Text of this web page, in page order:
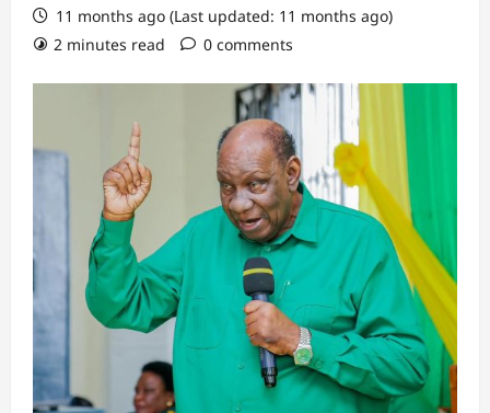
11 months ago (Last updated: 11 months ago)
2 minutes read
0 comments